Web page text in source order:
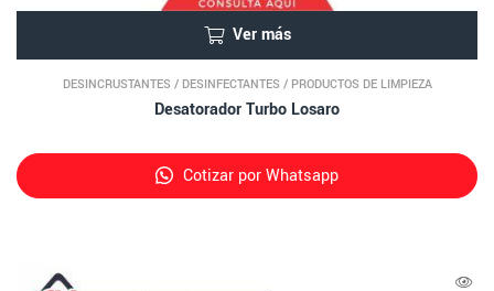
Ver más
DESINCRUSTANTES / DESINFECTANTES / PRODUCTOS DE LIMPIEZA
Desatorador Turbo Losaro
Cotizar por Whatsapp